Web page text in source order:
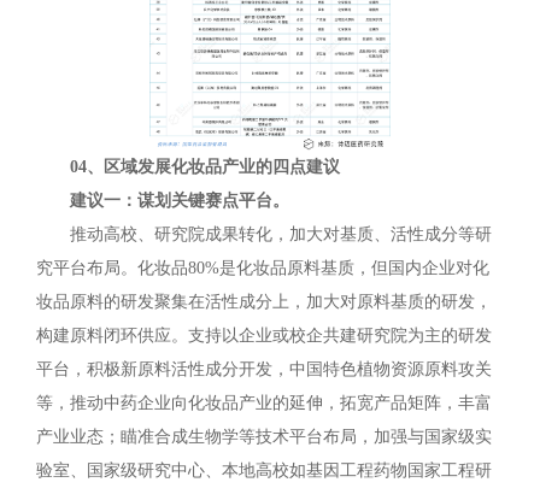
04、区域发展化妆品产业的四点建议
建议一：谋划关键赛点平台。
推动高校、研究院成果转化，加大对基质、活性成分等研
究平台布局。化妆品80%是化妆品原料基质，但国内企业对化
妆品原料的研发聚集在活性成分上，加大对原料基质的研发，
构建原料闭环供应。支持以企业或校企共建研究院为主的研发
平台，积极新原料活性成分开发，中国特色植物资源原料攻关
等，推动中药企业向化妆品产业的延伸，拓宽产品矩阵，丰富
产业业态；瞄准合成生物学等技术平台布局，加强与国家级实
验室、国家级研究中心、本地高校如基因工程药物国家工程研